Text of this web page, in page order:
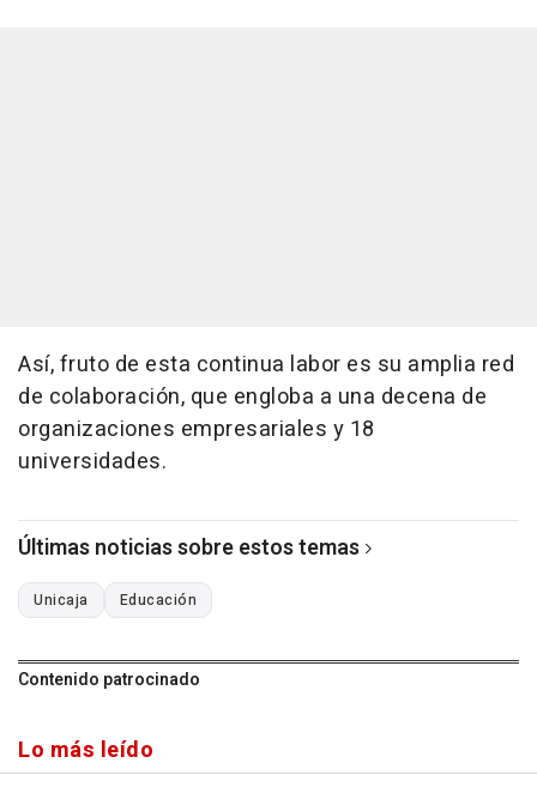
Así, fruto de esta continua labor es su amplia red
de colaboración, que engloba a una decena de
organizaciones empresariales y 18
universidades.
Últimas noticias sobre estos temas
Unicaja Educación
Contenido patrocinado
Lo más leído